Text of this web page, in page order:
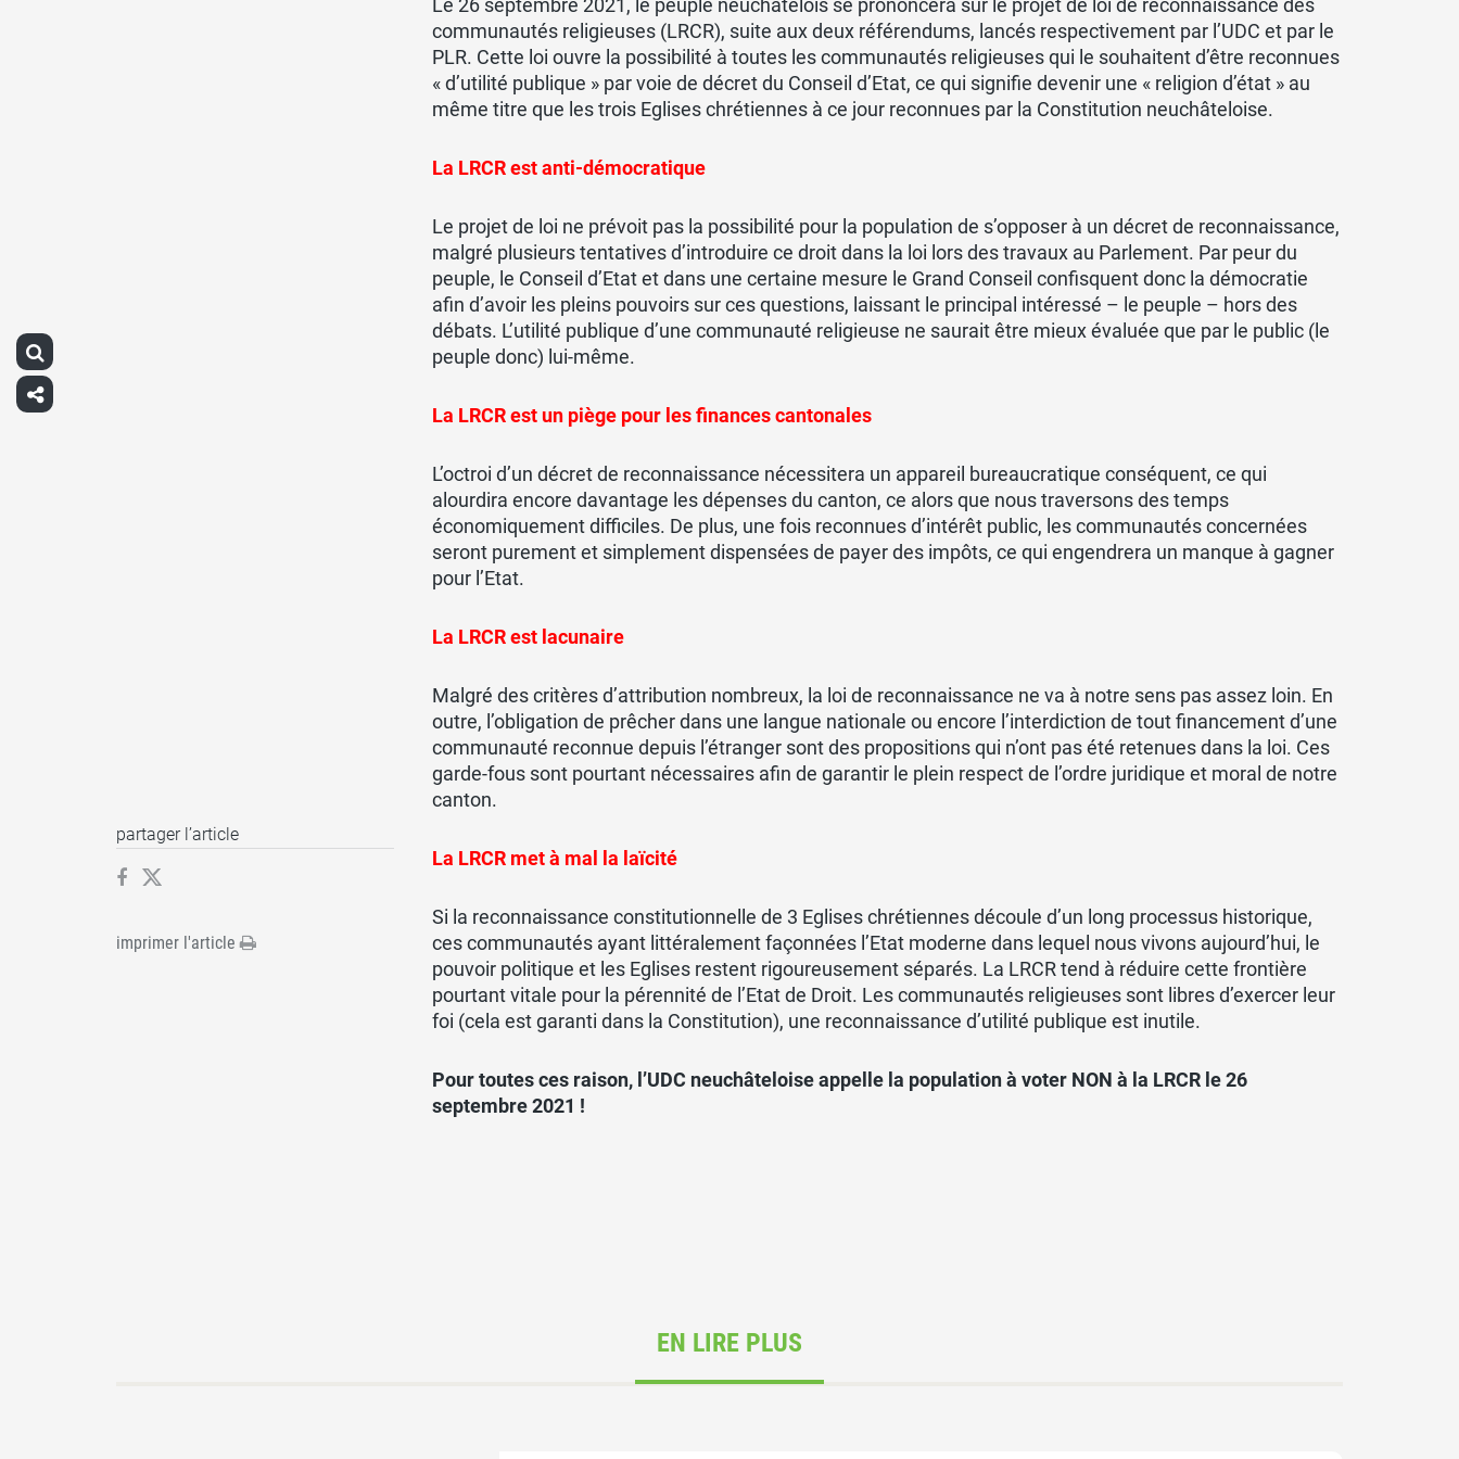
Le 26 septembre 2021, le peuple neuchâtelois se prononcera sur le projet de loi de reconnaissance des
communautés religieuses (LRCR), suite aux deux référendums, lancés respectivement par l’UDC et par le
PLR. Cette loi ouvre la possibilité à toutes les communautés religieuses qui le souhaitent d’être reconnues
« d’utilité publique » par voie de décret du Conseil d’Etat, ce qui signifie devenir une « religion d’état » au
même titre que les trois Eglises chrétiennes à ce jour reconnues par la Constitution neuchâteloise.
La LRCR est anti-démocratique
Le projet de loi ne prévoit pas la possibilité pour la population de s’opposer à un décret de reconnaissance,
malgré plusieurs tentatives d’introduire ce droit dans la loi lors des travaux au Parlement. Par peur du
peuple, le Conseil d’Etat et dans une certaine mesure le Grand Conseil confisquent donc la démocratie
afin d’avoir les pleins pouvoirs sur ces questions, laissant le principal intéressé – le peuple – hors des
débats. L’utilité publique d’une communauté religieuse ne saurait être mieux évaluée que par le public (le
peuple donc) lui-même.
La LRCR est un piège pour les finances cantonales
L’octroi d’un décret de reconnaissance nécessitera un appareil bureaucratique conséquent, ce qui
alourdira encore davantage les dépenses du canton, ce alors que nous traversons des temps
économiquement difficiles. De plus, une fois reconnues d’intérêt public, les communautés concernées
seront purement et simplement dispensées de payer des impôts, ce qui engendrera un manque à gagner
pour l’Etat.
La LRCR est lacunaire
Malgré des critères d’attribution nombreux, la loi de reconnaissance ne va à notre sens pas assez loin. En
outre, l’obligation de prêcher dans une langue nationale ou encore l’interdiction de tout financement d’une
communauté reconnue depuis l’étranger sont des propositions qui n’ont pas été retenues dans la loi. Ces
garde-fous sont pourtant nécessaires afin de garantir le plein respect de l’ordre juridique et moral de notre
canton.
La LRCR met à mal la laïcité
Si la reconnaissance constitutionnelle de 3 Eglises chrétiennes découle d’un long processus historique,
ces communautés ayant littéralement façonnées l’Etat moderne dans lequel nous vivons aujourd’hui, le
pouvoir politique et les Eglises restent rigoureusement séparés. La LRCR tend à réduire cette frontière
pourtant vitale pour la pérennité de l’Etat de Droit. Les communautés religieuses sont libres d’exercer leur
foi (cela est garanti dans la Constitution), une reconnaissance d’utilité publique est inutile.
Pour toutes ces raison, l’UDC neuchâteloise appelle la population à voter NON à la LRCR le 26
septembre 2021 !
partager l’article
imprimer l'article
EN LIRE PLUS